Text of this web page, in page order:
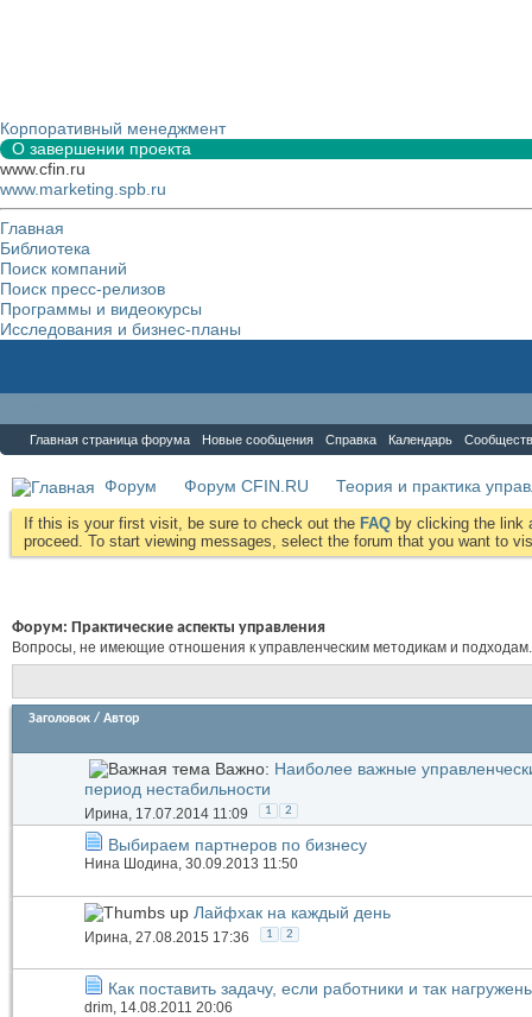
Корпоративный менеджмент
О завершении проекта
www.cfin.ru
www.marketing.spb.ru
Главная
Библиотека
Поиск компаний
Поиск пресс-релизов
Программы и видеокурсы
Исследования и бизнес-планы
Главная страница форума Новые сообщения Справка Календарь
Форум Форум CFIN.RU Теория и практика
If this is your first visit, be sure to check out the FAQ by clicking the link
proceed. To start viewing messages, select the forum that you want to
Форум: Практические аспекты управления
Вопросы, не имеющие отношения к управленческим методикам и подходам.
Заголовок / Автор
Важно: Наиболее важные
период нестабильности
Иринa, 17.07.2014 11:09 1 2
Выбираем партнеров по бизнесу
Нина Шодина, 30.09.2013 11:50
Лайфхак на каждый день
Иринa, 27.08.2015 17:36 1 2
Как поставить задачу, если работники и так
drim , 14.08.2011 20:06